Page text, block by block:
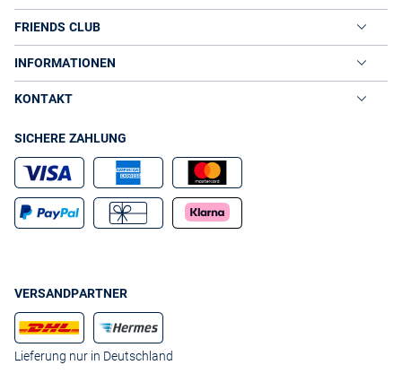
FRIENDS CLUB
INFORMATIONEN
KONTAKT
SICHERE ZAHLUNG
VERSANDPARTNER
Lieferung nur in Deutschland